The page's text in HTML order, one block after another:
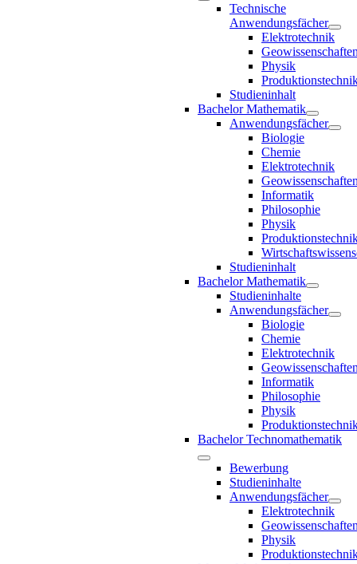
Technische
Anwendungsfächer
Elektrotechnik
Physik
Studieninhalt
Bachelor Mathematik
Anwendungsfächer
Biologie
Chemie
Elektrotechnik
Informatik
Philosophie
Physik
Studieninhalt
Bachelor Mathematik
Studieninhalte
Anwendungsfächer
Biologie
Chemie
Elektrotechnik
Informatik
Philosophie
Physik
Bachelor Technomathematik
Bewerbung
Studieninhalte
Anwendungsfächer
Elektrotechnik
Physik